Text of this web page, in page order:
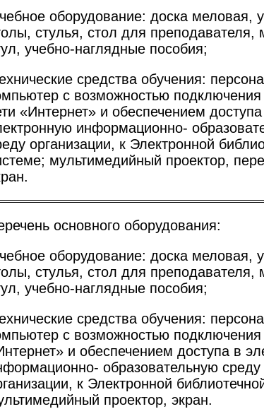
оборудование: доска меловая,
стулья, стол для преподавателя,
учебно-наглядные пособия;
средства обучения:
с возможностью подключения
«Интернет» и обеспечением
информационно-
организации, к Электронной
мультимедийный проектор,
основного оборудования:
оборудование: доска меловая,
стулья, стол для преподавателя,
учебно-наглядные пособия;
средства обучения:
с возможностью подключения
и обеспечением доступа в
образовательную среду
к Электронной
проектор, экран.